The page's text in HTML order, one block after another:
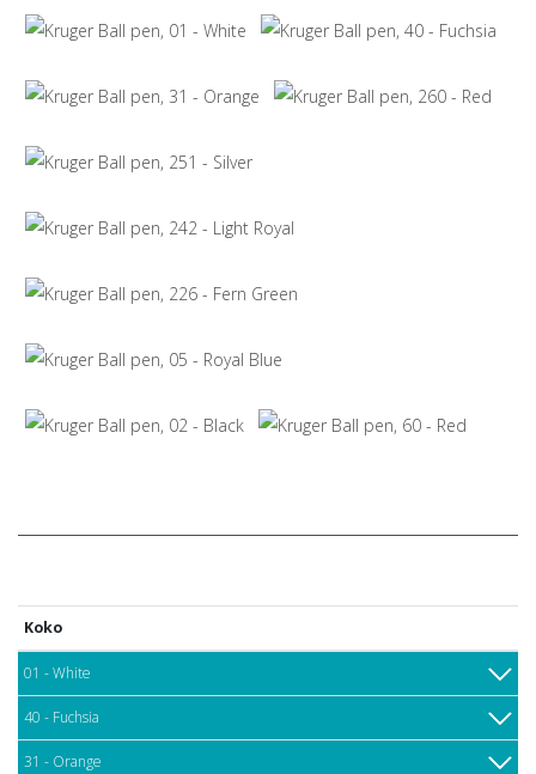
Koko
01 - White
40 - Fuchsia
31 - Orange